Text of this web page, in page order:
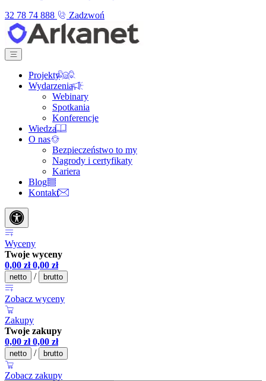
32 78 74 888
Zadzwoń
Projekty
Wydarzenia
Webinary
Spotkania
Konferencje
Wiedza
O nas
Bezpieczeństwo to my
Nagrody i certyfikaty
Kariera
Blog
Kontakt
Wyceny
Twoje wyceny
0,00 zł 0,00 zł
netto / brutto
Zobacz wyceny
Zakupy
Twoje zakupy
0,00 zł 0,00 zł
netto / brutto
Zobacz zakupy